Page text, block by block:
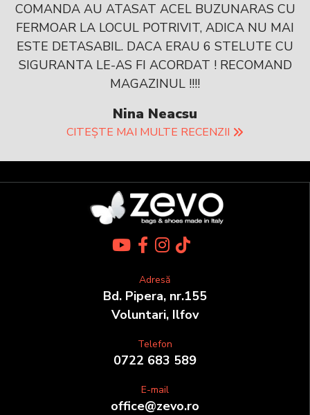
COMANDA AU ATASAT ACEL BUZUNARAS CU
FERMOAR LA LOCUL POTRIVIT, ADICA NU MAI
ESTE DETASABIL. DACA ERAU 6 STELUTE CU
SIGURANTA LE-AS FI ACORDAT ! RECOMAND
MAGAZINUL !!!!
Nina Neacsu
CITEȘTE MAI MULTE RECENZII
Adresă
Bd. Pipera, nr.155
Voluntari, Ilfov
Telefon
0722 683 589
E-mail
office@zevo.ro